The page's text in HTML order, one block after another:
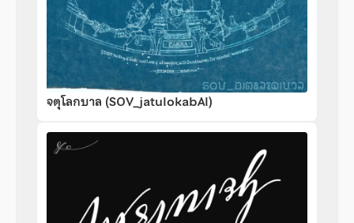
จตุโลกบาล (SOV_jatulokabAl)